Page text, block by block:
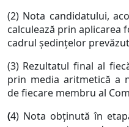
(2) Nota candidatului,
calculează prin aplicarea
cadrul şedinţelor
(3) Rezultatul final al
prin media aritmetică a
de fiecare membru al
(4) Nota obţinută în